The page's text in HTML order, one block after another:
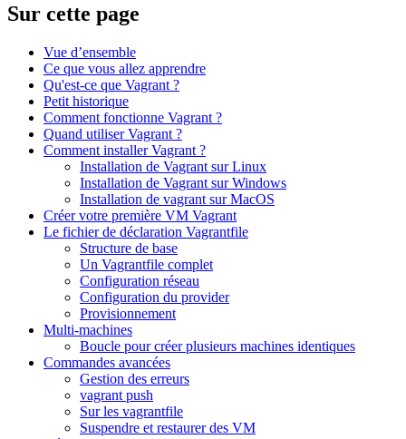
Sur cette page
Vue d’ensemble
Ce que vous allez apprendre
Qu'est-ce que Vagrant ?
Petit historique
Comment fonctionne Vagrant ?
Quand utiliser Vagrant ?
Comment installer Vagrant ?
Installation de Vagrant sur Linux
Installation de Vagrant sur Windows
Installation de vagrant sur MacOS
Créer votre première VM Vagrant
Le fichier de déclaration Vagrantfile
Structure de base
Un Vagrantfile complet
Configuration réseau
Configuration du provider
Provisionnement
Multi-machines
Boucle pour créer plusieurs machines identiques
Commandes avancées
Gestion des erreurs
vagrant push
Sur les vagrantfile
Suspendre et restaurer des VM